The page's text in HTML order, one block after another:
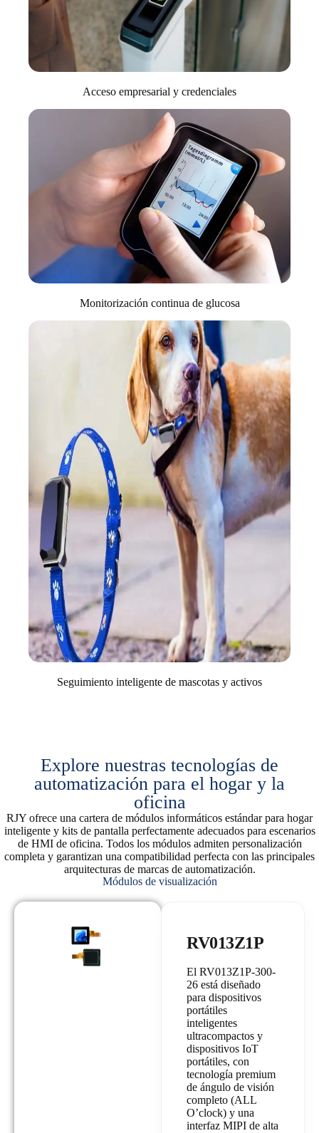
Acceso empresarial y credenciales
Monitorización continua de glucosa
Seguimiento inteligente de mascotas y activos
Explore nuestras tecnologías de
automatización para el hogar y la
oficina
RJY ofrece una cartera de módulos informáticos estándar para hogar
inteligente y kits de pantalla perfectamente adecuados para escenarios
de HMI de oficina. Todos los módulos admiten personalización
completa y garantizan una compatibilidad perfecta con las principales
arquitecturas de marcas de automatización.
Módulos de visualización
RV013Z1P
El RV013Z1P-300-
26 está diseñado
para dispositivos
portátiles
inteligentes
ultracompactos y
dispositivos IoT
portátiles, con
tecnología premium
de ángulo de visión
completo (ALL
O’clock) y una
interfaz MIPI de alta